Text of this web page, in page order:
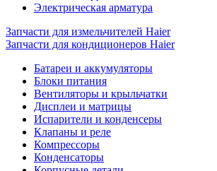
Электрическая арматура
Запчасти для измельчителей Haier
Запчасти для кондиционеров Haier
Батареи и аккумуляторы
Блоки питания
Вентиляторы и крыльчатки
Дисплеи и матрицы
Испарители и конденсеры
Клапаны и реле
Компрессоры
Конденсаторы